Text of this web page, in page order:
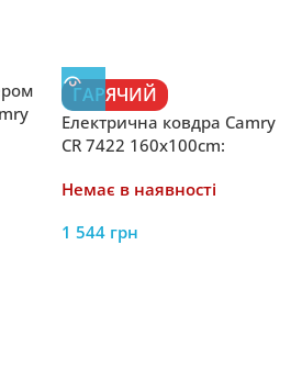
ГАРЯЧИЙ
Електрична ковдра Camry
CR 7422 160x100cm:
комфортною електричною
Немає в наявності
1 544 грн